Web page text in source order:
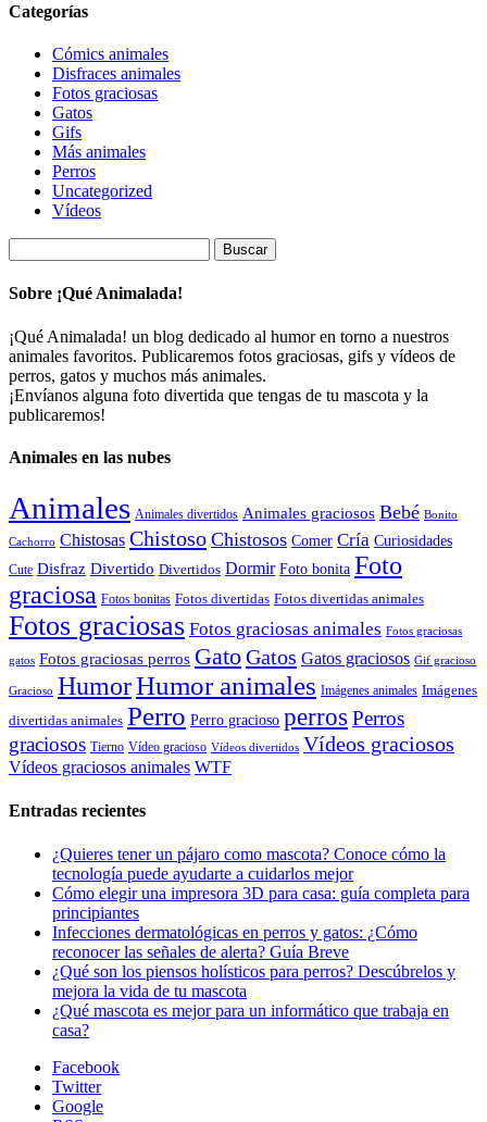
Categorías
Cómics animales
Disfraces animales
Fotos graciosas
Gatos
Gifs
Más animales
Perros
Uncategorized
Vídeos
Sobre ¡Qué Animalada!
¡Qué Animalada! un blog dedicado al humor en torno a nuestros
animales favoritos. Publicaremos fotos graciosas, gifs y vídeos de
perros, gatos y muchos más animales.
¡Envíanos alguna foto divertida que tengas de tu mascota y la
publicaremos!
Animales en las nubes
Animales Animales divertidos Animales graciosos Bebé Bonito
Cachorro Chistosas Chistoso Chistosos Comer Cría Curiosidades
Cute Disfraz Divertido Divertidos Dormir Foto bonita Foto
graciosa Fotos bonitas Fotos divertidas Fotos divertidas animales
Fotos graciosas Fotos graciosas animales Fotos graciosas
gatos Fotos graciosas perros GatoGatos Gatos graciosos Gif gracioso
Gracioso HumorHumor animales Imágenes animales Imágenes
divertidas animales Perro Perro gracioso perros Perros
graciosos Tierno Vídeo gracioso Vídeos divertidos Vídeos graciosos
Vídeos graciosos animales WTF
Entradas recientes
¿Quieres tener un pájaro como mascota? Conoce cómo la
tecnología puede ayudarte a cuidarlos mejor
Cómo elegir una impresora 3D para casa: guía completa para
principiantes
Infecciones dermatológicas en perros y gatos: ¿Cómo
reconocer las señales de alerta? Guía Breve
¿Qué son los piensos holísticos para perros? Descúbrelos y
mejora la vida de tu mascota
¿Qué mascota es mejor para un informático que trabaja en
casa?
Facebook
Twitter
Google